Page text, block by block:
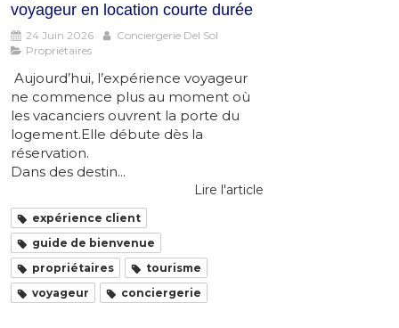
voyageur en location courte durée
24 Juin 2026
Conciergerie Del Sol
Propriétaires
Aujourd’hui, l’expérience voyageur
ne commence plus au moment où
les vacanciers ouvrent la porte du
logement.Elle débute dès la
réservation.
Dans des destin...
Lire l'article
expérience client
guide de bienvenue
propriétaires
tourisme
voyageur
conciergerie